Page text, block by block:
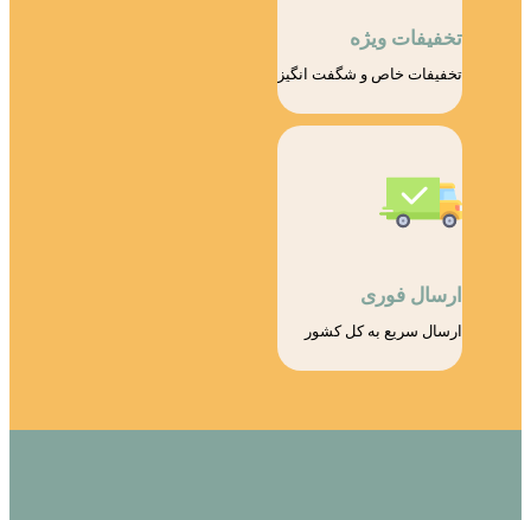
تخفیفات ویژه
تخفیفات خاص و شگفت انگیز
ارسال فوری
ارسال سریع به کل کشور